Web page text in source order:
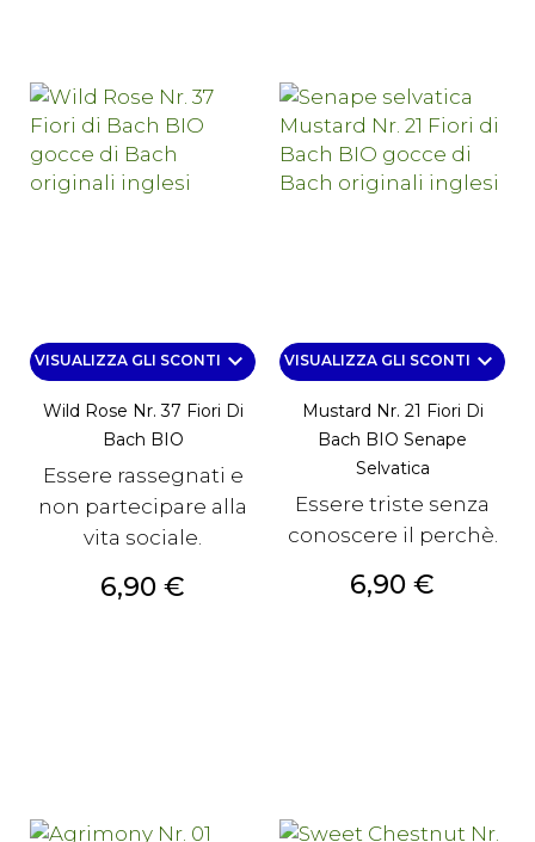
VISUALIZZA GLI SCONTI keyboard_arrow_down
Wild Rose Nr. 37 Fiori Di
Bach BIO
Essere rassegnati e
non partecipare alla
vita sociale.
Prezzo
6,90 €
VISUALIZZA GLI SCONTI keyboard_arrow_down
Mustard Nr. 21 Fiori Di
Bach BIO Senape
Selvatica
Essere triste senza
conoscere il perchè.
Prezzo
6,90 €